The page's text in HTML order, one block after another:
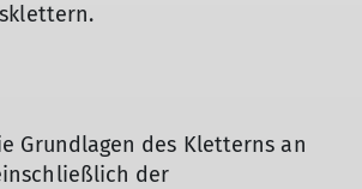
Grundlagen des Kletterns an
der